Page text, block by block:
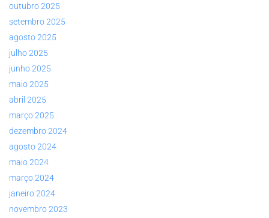
outubro 2025
setembro 2025
agosto 2025
julho 2025
junho 2025
maio 2025
abril 2025
março 2025
dezembro 2024
agosto 2024
maio 2024
março 2024
janeiro 2024
novembro 2023